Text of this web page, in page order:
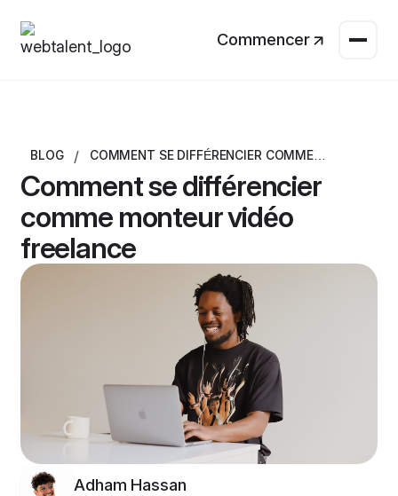
Commencer
BLOG /
COMMENT SE DIFFÉRENCIER COMME
MONTEUR VIDÉO FREELANCE
Comment se différencier
comme monteur vidéo
freelance
Adham Hassan